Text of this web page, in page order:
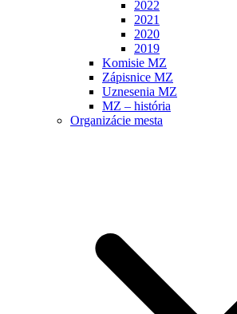
2022
2021
2020
2019
Komisie MZ
Zápisnice MZ
Uznesenia MZ
MZ – história
Organizácie mesta